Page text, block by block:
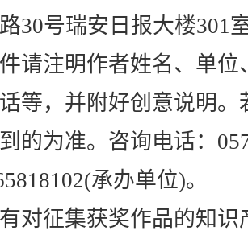
30号瑞安日报大楼301
请注明作者姓名、单
等，并附好创意说明
的为准。咨询电话：
承办单位)。
对征集获奖作品的知